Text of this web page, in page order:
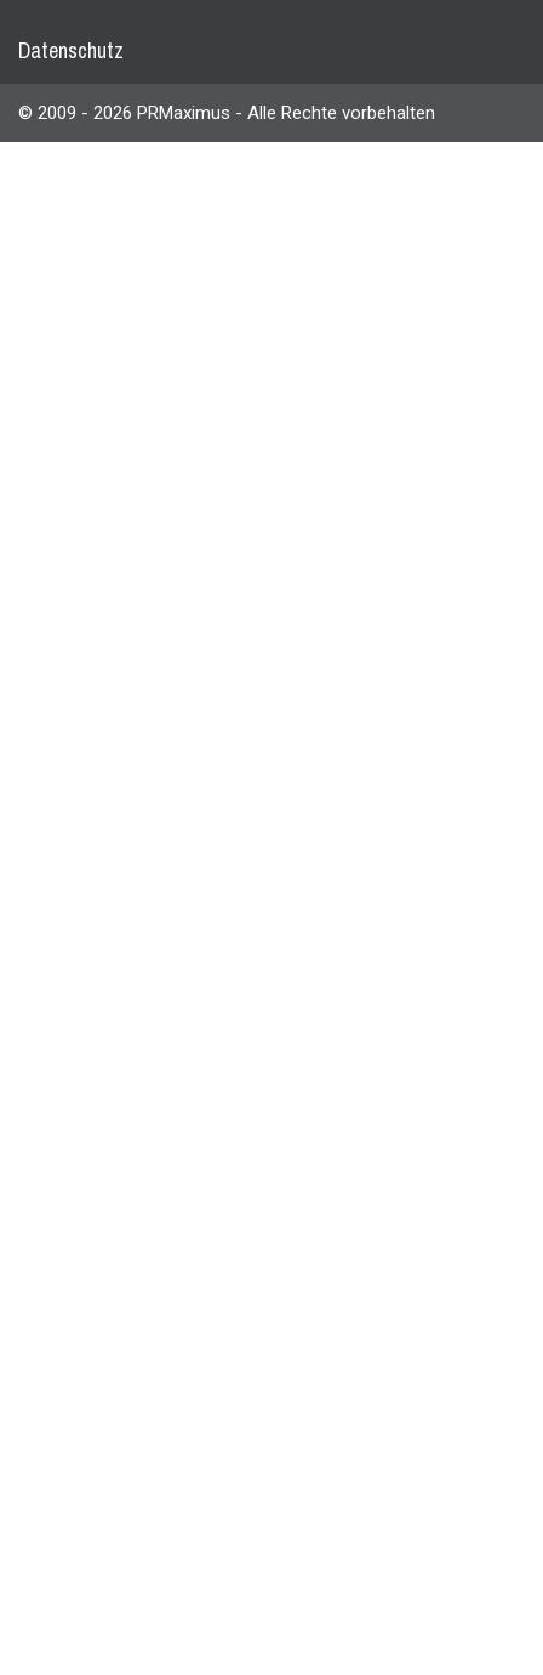
Datenschutz
© 2009 - 2026 PRMaximus - Alle Rechte vorbehalten